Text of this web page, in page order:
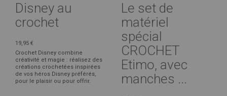
Disney au
crochet
19,95 €
Crochet Disney combine
créativité et magie : réalisez des
créations crochetées inspirées
de vos héros Disney préférés,
pour le plaisir ou pour offrir.
Le set de
matériel
spécial
CROCHET
Etimo, avec
manches ...